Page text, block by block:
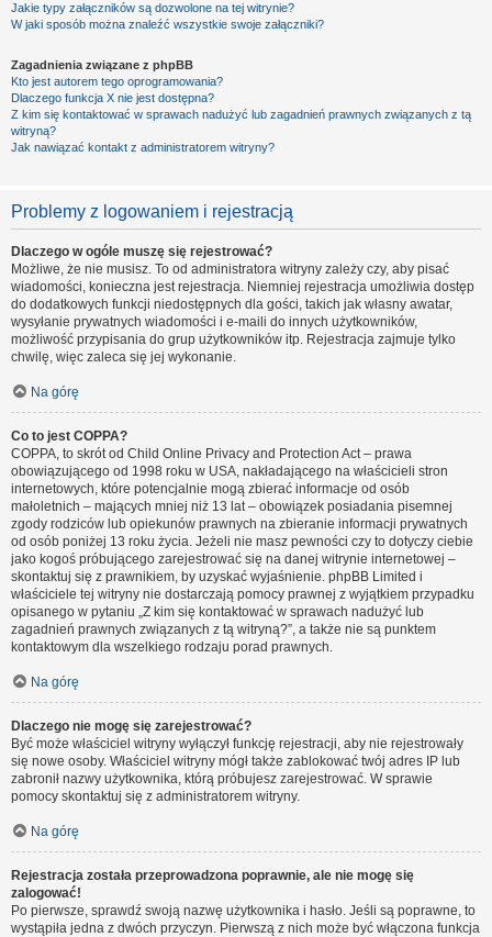
Jakie typy załączników są dozwolone na tej witrynie?
W jaki sposób można znaleźć wszystkie swoje załączniki?
Zagadnienia związane z phpBB
Kto jest autorem tego oprogramowania?
Dlaczego funkcja X nie jest dostępna?
Z kim się kontaktować w sprawach nadużyć lub zagadnień prawnych związanych z tą
witryną?
Jak nawiązać kontakt z administratorem witryny?
Problemy z logowaniem i rejestracją
Dlaczego w ogóle muszę się rejestrować?
Możliwe, że nie musisz. To od administratora witryny zależy czy, aby pisać
wiadomości, konieczna jest rejestracja. Niemniej rejestracja umożliwia dostęp
do dodatkowych funkcji niedostępnych dla gości, takich jak własny awatar,
wysyłanie prywatnych wiadomości i e-maili do innych użytkowników,
możliwość przypisania do grup użytkowników itp. Rejestracja zajmuje tylko
chwilę, więc zaleca się jej wykonanie.
Na górę
Co to jest COPPA?
COPPA, to skrót od Child Online Privacy and Protection Act – prawa
obowiązującego od 1998 roku w USA, nakładającego na właścicieli stron
internetowych, które potencjalnie mogą zbierać informacje od osób
małoletnich – mających mniej niż 13 lat – obowiązek posiadania pisemnej
zgody rodziców lub opiekunów prawnych na zbieranie informacji prywatnych
od osób poniżej 13 roku życia. Jeżeli nie masz pewności czy to dotyczy ciebie
jako kogoś próbującego zarejestrować się na danej witrynie internetowej –
skontaktuj się z prawnikiem, by uzyskać wyjaśnienie. phpBB Limited i
właściciele tej witryny nie dostarczają pomocy prawnej z wyjątkiem przypadku
opisanego w pytaniu „Z kim się kontaktować w sprawach nadużyć lub
zagadnień prawnych związanych z tą witryną?”, a także nie są punktem
kontaktowym dla wszelkiego rodzaju porad prawnych.
Na górę
Dlaczego nie mogę się zarejestrować?
Być może właściciel witryny wyłączył funkcję rejestracji, aby nie rejestrowały
się nowe osoby. Właściciel witryny mógł także zablokować twój adres IP lub
zabronił nazwy użytkownika, którą próbujesz zarejestrować. W sprawie
pomocy skontaktuj się z administratorem witryny.
Na górę
Rejestracja została przeprowadzona poprawnie, ale nie mogę się
zalogować!
Po pierwsze, sprawdź swoją nazwę użytkownika i hasło. Jeśli są poprawne, to
wystąpiła jedna z dwóch przyczyn. Pierwszą z nich może być włączona funkcja